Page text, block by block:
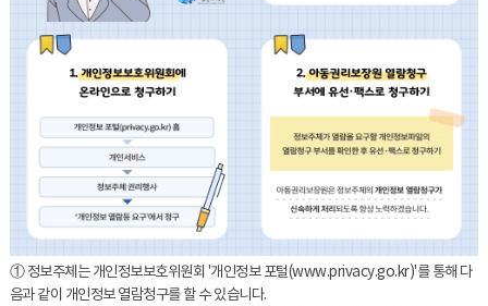
① 정보주체는 개인정보보호위원회 '개인정보 포털(www.privacy.go.kr)'를 통해 다
음과 같이 개인정보 열람청구를 할 수 있습니다.